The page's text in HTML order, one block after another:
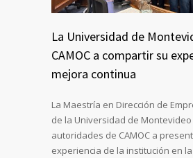
La Universidad de
CAMOC a compartir su
mejora continua
La Maestría en Dirección de
de la Universidad de
autoridades de CAMOC a
experiencia de la institución en